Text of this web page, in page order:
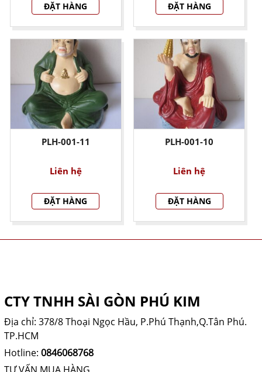
ĐẶT HÀNG ĐẶT HÀNG
PLH-001-11
Liên hệ
ĐẶT HÀNG
PLH-001-10
Liên hệ
ĐẶT HÀNG
CTY TNHH SÀI GÒN PHÚ KIM
Địa chỉ: 378/8 Thoại Ngọc Hầu, P.Phú Thạnh,Q.Tân Phú.
TP.HCM
Hotline: 0846068768
TƯ VẤN MUA HÀNG